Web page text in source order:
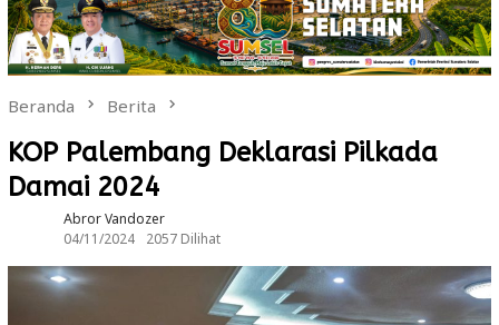
Beranda Berita
KOP Palembang Deklarasi Pilkada
Damai 2024
Abror Vandozer
04/11/2024
2057 Dilihat